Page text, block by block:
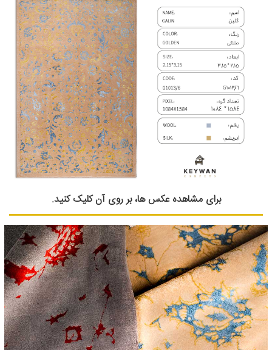
برای مشاهده عکس ها، بر روی آن کلیک کنید.